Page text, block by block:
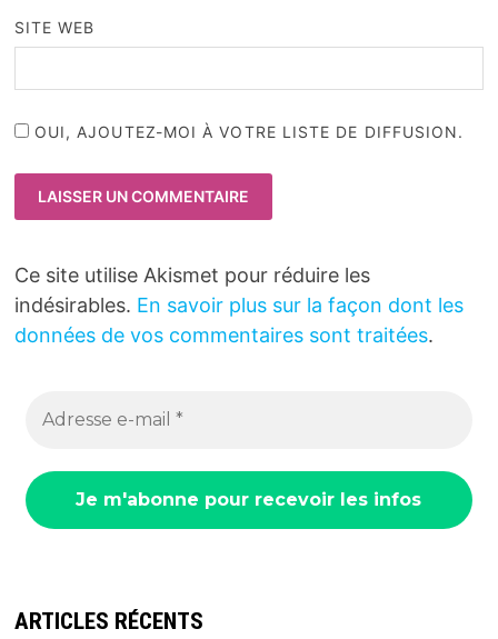
SITE WEB
OUI, AJOUTEZ-MOI À VOTRE LISTE DE DIFFUSION.
Ce site utilise Akismet pour réduire les
indésirables. En savoir plus sur la façon dont les
données de vos commentaires sont traitées.
ARTICLES RÉCENTS